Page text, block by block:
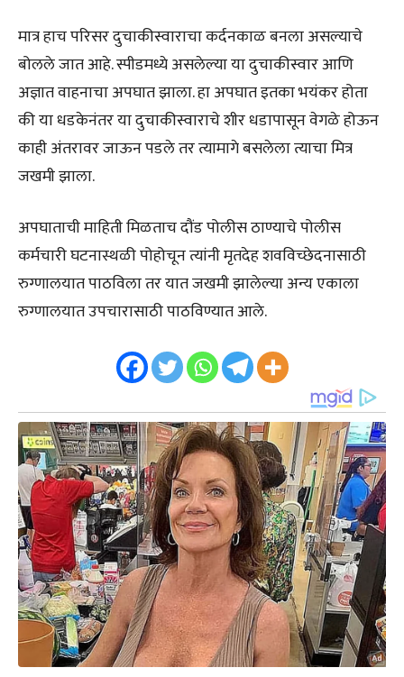
मात्र हाच परिसर दुचाकीस्वाराचा कर्दनकाळ बनला असल्याचे
बोलले जात आहे. स्पीडमध्ये असलेल्या या दुचाकीस्वार आणि
अज्ञात वाहनाचा अपघात झाला. हा अपघात इतका भयंकर होता
की या धडकेनंतर या दुचाकीस्वाराचे शीर धडापासून वेगळे होऊन
काही अंतरावर जाऊन पडले तर त्यामागे बसलेला त्याचा मित्र
जखमी झाला.
अपघाताची माहिती मिळताच दौंड पोलीस ठाण्याचे पोलीस
कर्मचारी घटनास्थळी पोहोचून त्यांनी मृतदेह शवविच्छेदनासाठी
रुग्णालयात पाठविला तर यात जखमी झालेल्या अन्य एकाला
रुग्णालयात उपचारासाठी पाठविण्यात आले.